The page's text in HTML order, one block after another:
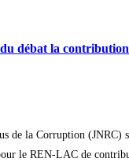
débat la
de la Corruption
le REN-LAC de